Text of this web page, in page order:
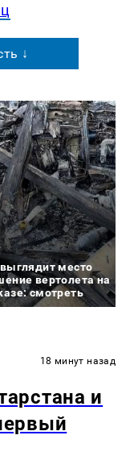
↓
место
вертолета на
смотреть
18 минут назад
и